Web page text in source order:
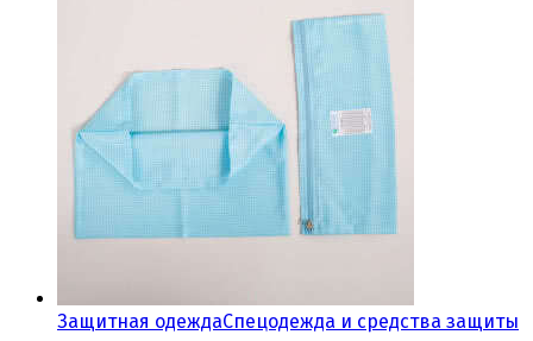
Защитная одеждаСпецодежда и средства защиты